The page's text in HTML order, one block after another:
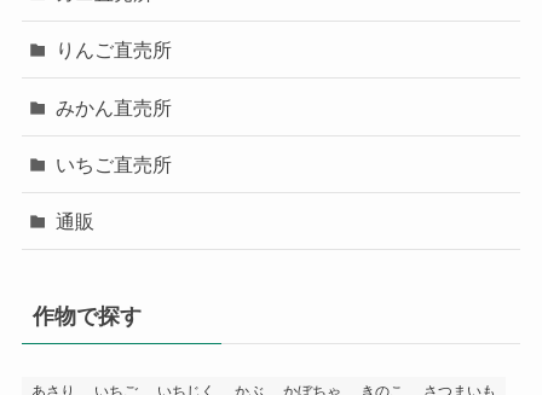
りんご直売所
みかん直売所
いちご直売所
通販
作物で探す
あさり いちご いちじく かぶ かぼちゃ きのこ さつまいも